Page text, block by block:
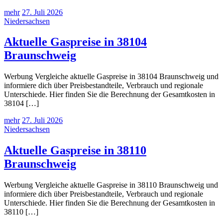
mehr 27. Juli 2026
Niedersachsen
Aktuelle Gaspreise in 38104
Braunschweig
Werbung Vergleiche aktuelle Gaspreise in 38104 Braunschweig und
informiere dich über Preisbestandteile, Verbrauch und regionale
Unterschiede. Hier finden Sie die Berechnung der Gesamtkosten in
38104 […]
mehr 27. Juli 2026
Niedersachsen
Aktuelle Gaspreise in 38110
Braunschweig
Werbung Vergleiche aktuelle Gaspreise in 38110 Braunschweig und
informiere dich über Preisbestandteile, Verbrauch und regionale
Unterschiede. Hier finden Sie die Berechnung der Gesamtkosten in
38110 […]